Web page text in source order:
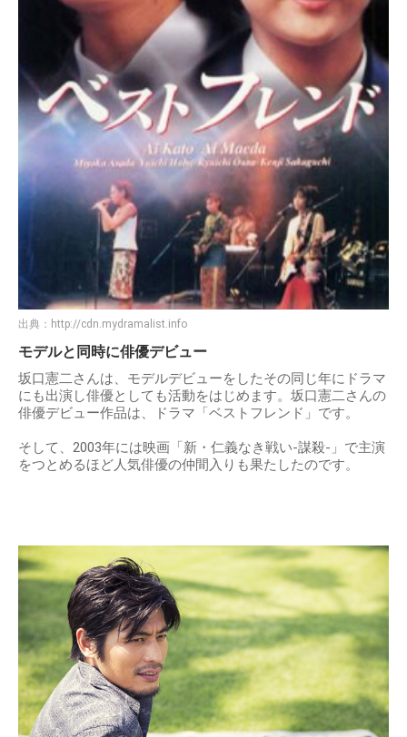
出典： http://cdn.mydramalist.info
モデルと同時に俳優デビュー
坂口憲二さんは、モデルデビューをしたその同じ年にドラマ
にも出演し俳優としても活動をはじめます。坂口憲二さんの
俳優デビュー作品は、ドラマ「ベストフレンド」です。
そして、2003年には映画「新・仁義なき戦い-謀殺-」で主演
をつとめるほど人気俳優の仲間入りも果たしたのです。